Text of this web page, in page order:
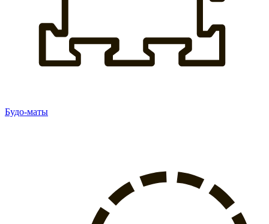
Будо-маты